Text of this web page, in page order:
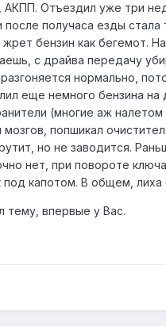
Отъездил уже три
после получаса езды
бензин как бегемот.
с драйва передачу
нормально,
еще немного бензина на
(многие аж
попшикал
но не заводится.
нет, при повороте
под капотом. В общем,
тему, впервые у Вас.